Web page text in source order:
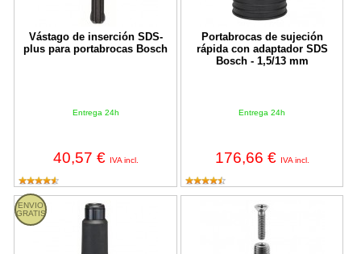
Vástago de inserción SDS-
plus para portabrocas Bosch
Entrega 24h
40,57 € IVA incl.
Portabrocas de sujeción
rápida con adaptador SDS
Bosch - 1,5/13 mm
Entrega 24h
176,66 € IVA incl.
ENVIO
GRATIS
Portabrocas eje estriado grande BoschAdaptador Macho (1/2"x20) x